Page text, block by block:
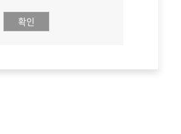
확인